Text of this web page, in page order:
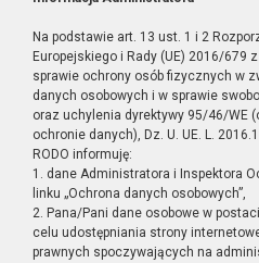
Na podstawie art. 13 ust. 1 i 2
Europejskiego i Rady (UE) 2016/679
sprawie ochrony osób fizycznych w
danych osobowych i w sprawie
oraz uchylenia dyrektywy 95/46/WE
ochronie danych), Dz. U. UE. L.
RODO informuję:
1. dane Administratora i Inspektora
linku „Ochrona danych osobowych”,
2. Pana/Pani dane osobowe w
celu udostępniania strony
prawnych spoczywających na